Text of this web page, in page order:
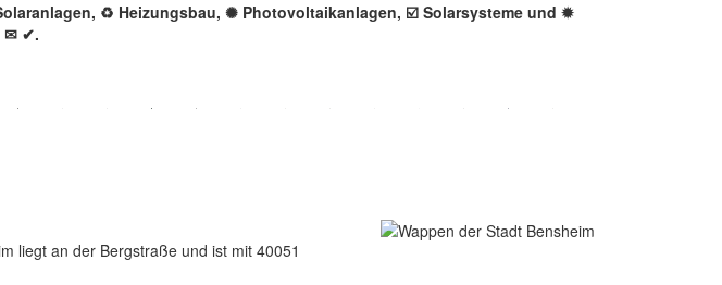
♻ Heizungsbau, ✺ Photovoltaikanlagen, ☑️ Solarsysteme und ✹
✉ ✔.
liegt an der Bergstraße und ist mit 40051